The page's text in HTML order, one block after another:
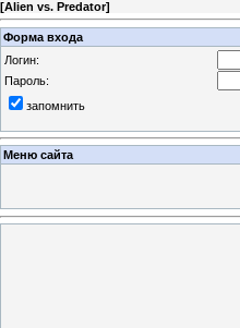
[Alien vs. Predator]
Форма входа
Логин:
Пароль:
запомнить
Меню сайта